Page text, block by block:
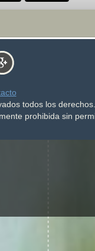
todos los derechos.
prohibida sin